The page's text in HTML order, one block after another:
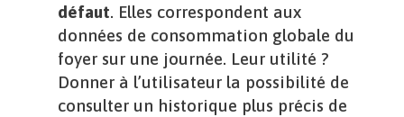
défaut. Elles correspondent aux
données de consommation globale du
foyer sur une journée. Leur utilité ?
Donner à l’utilisateur la possibilité de
consulter un historique plus précis de